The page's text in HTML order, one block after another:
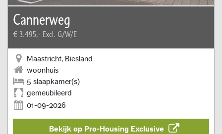
Cannerweg
€ 3.495,- Excl. G/W/E
Maastricht, Biesland
woonhuis
5 slaapkamer(s)
gemeubileerd
01-09-2026
Bekijk op Pro-Housing Exclusive